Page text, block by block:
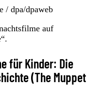
/ dpa/dpaweb
auf
für Kinder: Die
(The Muppet